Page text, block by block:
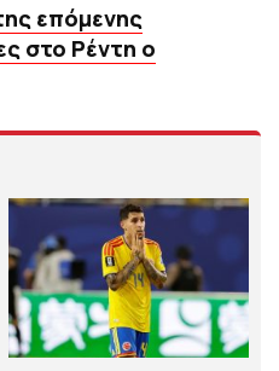
επόμενης
στο Ρέντη ο